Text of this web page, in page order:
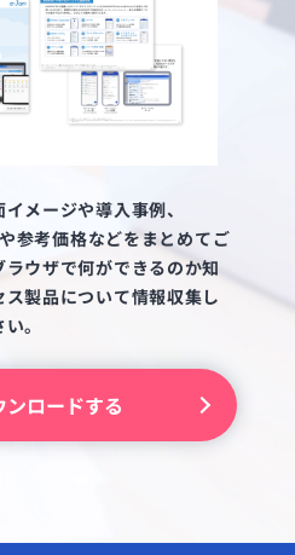
メージや導入事例、
参考価格などをまとめてご
ウザで何ができるのか知
製品について情報収集し
。
ロードする